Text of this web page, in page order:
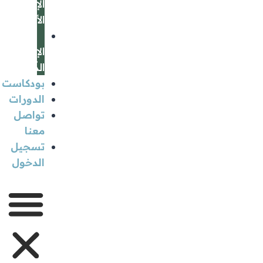
الإرشاد
الأسري
الإعداد
الذّهني
بودكاست
الدورات
تواصل
معنا
تسجيل
الدخول